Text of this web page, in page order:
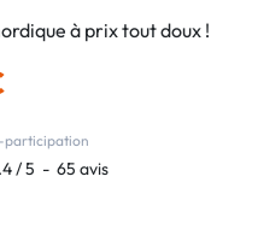
à prix tout doux !
/5 - 65 avis